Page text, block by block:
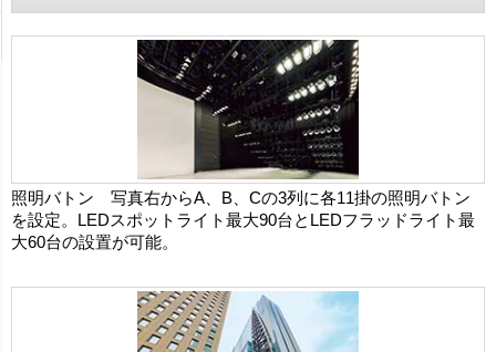
照明バトン 写真右からA、B、Cの3列に各11掛の照明バトン
を設定。LEDスポットライト最大90台とLEDフラッドライト最
大60台の設置が可能。